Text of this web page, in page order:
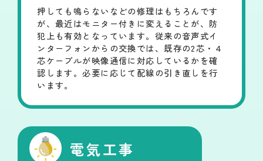
押しても鳴らないなどの修理はもちろんです
が、最近はモニター付きに変えることが、防
犯上も有効となっています。従来の音声式イ
ンターフォンからの交換では、既存の2芯・４
芯ケーブルが映像通信に対応しているかを確
認します。必要に応じて配線の引き直しを行
います。
電気工事